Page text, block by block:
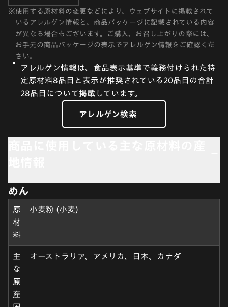
※使用する原材料の変更などにより、ウェブサイトに掲載されて
いるアレルゲン情報と、商品パッケージに記載されている内容
が異なる場合もございます。ご購入、お召し上がりの際には、
お手元の商品パッケージの表示でアレルゲン情報をご確認くだ
さい。
アレルゲン情報は、食品表示基準で義務付けられた特
定原材料8品目と表示が推奨されている20品目の合計
28品目について掲載しています。
アレルゲン検索
めん
原
材
料
小麦粉 (小麦)
主
な
原
産
オーストラリア、アメリカ、日本、カナダ